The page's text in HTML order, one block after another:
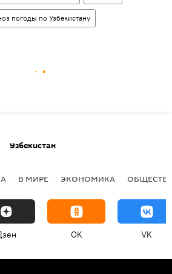
погоды по Узбекистану
Узбекистан
В МИРЕ ЭКОНОМИКА
OK VK